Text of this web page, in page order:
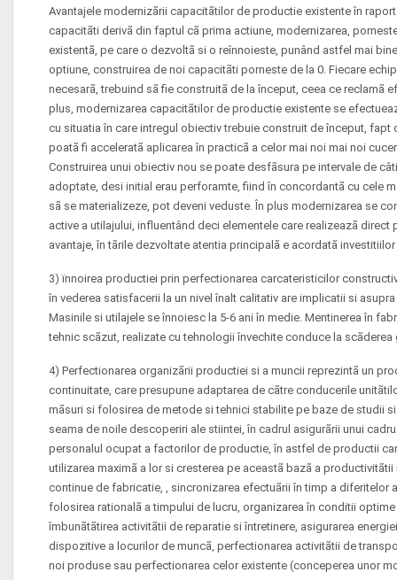
Avantajele modernizãrii capacitãtilor de productie existente în
capacitãti derivã din faptul cã prima actiune, modernizarea,
existentã, pe care o dezvoltã si o reînnoieste, punând astfel mai
optiune, construirea de noi capacitãti porneste de la 0. Fiecare
necesarã, trebuind sã fie construitã de la început, ceea ce reclamã
plus, modernizarea capacitãtilor de productie existente se
cu situatia în care intregul obiectiv trebuie construit de început, fapt
poatã fi acceleratã aplicarea în practicã a celor mai noi mai noi
Construirea unui obiectiv nou se poate desfãsura pe intervale de
adoptate, desi initial erau perforamte, fiind în concordantã cu cele
sã se materializeze, pot deveni veduste. În plus modernizarea se
active a utilajului, influentând deci elementele care realizeazã
avantaje, în tãrile dezvoltate atentia principalã e acordatã
3) ïnnoirea productiei prin perfectionarea carcateristicilor
în vederea satisfacerii la un nivel înalt calitativ are implicatii si
Masinile si utilajele se înnoiesc la 5-6 ani în medie. Mentinerea în
tehnic scãzut, realizate cu tehnologii învechite conduce la
4) Perfectionarea organizãrii productiei si a muncii reprezintã un
continuitate, care presupune adaptarea de cãtre conducerile
mãsuri si folosirea de metode si tehnici stabilite pe baze de studii
seama de noile descoperiri ale stiintei, în cadrul asigurãrii unui
personalul ocupat a factorilor de productie, în astfel de productii
utilizarea maximã a lor si cresterea pe aceastã bazã a
continue de fabricatie, , sincronizarea efectuãrii în timp a diferitelor
folosirea rationalã a timpului de lucru, organizarea în conditii
îmbunãtãtirea activitãtii de reparatie si întretinere, asigurarea
dispozitive a locurilor de muncã, perfectionarea activitãtii de
noi produse sau perfectionarea celor existente (conceperea unor